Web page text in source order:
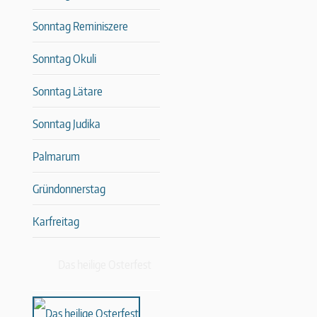
Sonntag Reminiszere
Sonntag Okuli
Sonntag Lätare
Sonntag Judika
Palmarum
Gründonnerstag
Karfreitag